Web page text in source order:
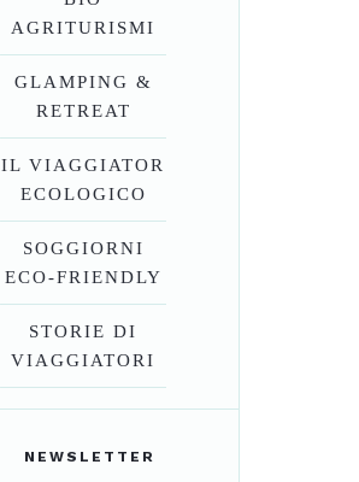
AGRITURISMI
GLAMPING &
RETREAT
IL VIAGGIATOR
ECOLOGICO
SOGGIORNI
ECO-FRIENDLY
STORIE DI
VIAGGIATORI
NEWSLETTER